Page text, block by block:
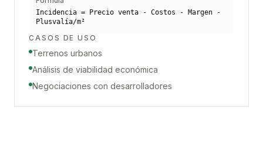
Incidencia = Precio venta - Costos - Margen -
Plusvalía/m²
CASOS DE USO
Terrenos urbanos
Análisis de viabilidad económica
Negociaciones con desarrolladores